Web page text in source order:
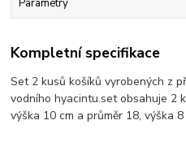
Parametry
Kompletní specifikace
Set 2 kusů košíků vyrobených z
vodního hyacintu.set obsahuje 2
výška 10 cm a průměr 18, výška 8